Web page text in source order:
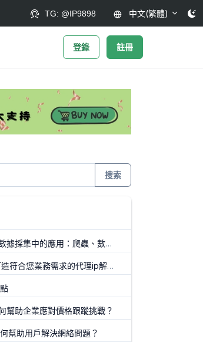
TG: @IP9898 中文(繁體)
登錄 註冊
搜索
中的應用：爬蟲、數據清洗與存儲優化
合您業務需求的代理ip解決方案
幫助企業應對價格跟蹤挑戰？
幫助用戶解決網絡問題？